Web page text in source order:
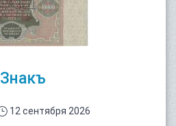
Знакъ
12 сентября 2026